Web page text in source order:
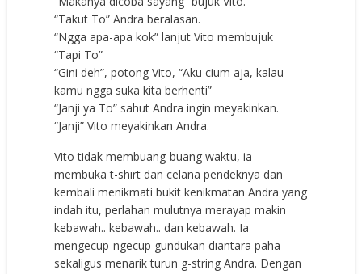
“Takut To” Andra beralasan.
“Ngga apa-apa kok” lanjut Vito membujuk
“Tapi To”
“Gini deh”, potong Vito, “Aku cium aja, kalau
kamu ngga suka kita berhenti”
“Janji ya To” sahut Andra ingin meyakinkan.
“Janji” Vito meyakinkan Andra.
Vito tidak membuang-buang waktu, ia
membuka t-shirt dan celana pendeknya dan
kembali menikmati bukit kenikmatan Andra yang
indah itu, perlahan mulutnya merayap makin
kebawah.. kebawah.. dan kebawah. Ia
mengecup-ngecup gundukan diantara paha
sekaligus menarik turun g-string Andra. Dengan